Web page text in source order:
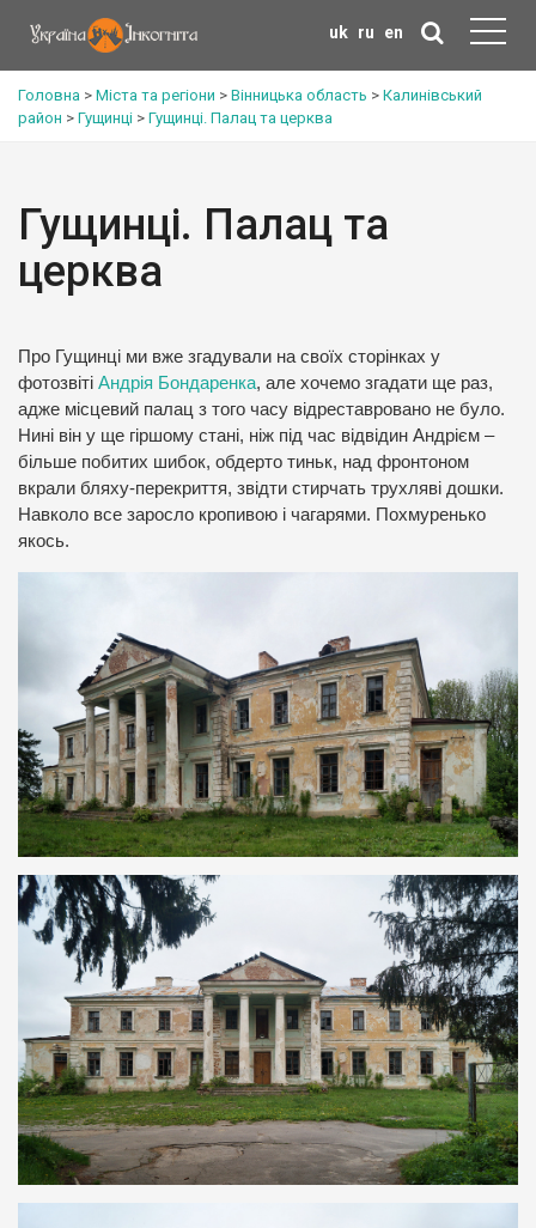
uk ru en
Головна > Міста та регіони > Вінницька область > Калинівський
район > Гущинці > Гущинці. Палац та церква
Гущинці. Палац та
церква
Про Гущинці ми вже згадували на своїх сторінках у
фотозвіті Андрія Бондаренка, але хочемо згадати ще раз,
адже місцевий палац з того часу відреставровано не було.
Нині він у ще гіршому стані, ніж під час відвідин Андрієм –
більше побитих шибок, обдерто тиньк, над фронтоном
вкрали бляху-перекриття, звідти стирчать трухляві дошки.
Навколо все заросло кропивою і чагарями. Похмуренько
якось.